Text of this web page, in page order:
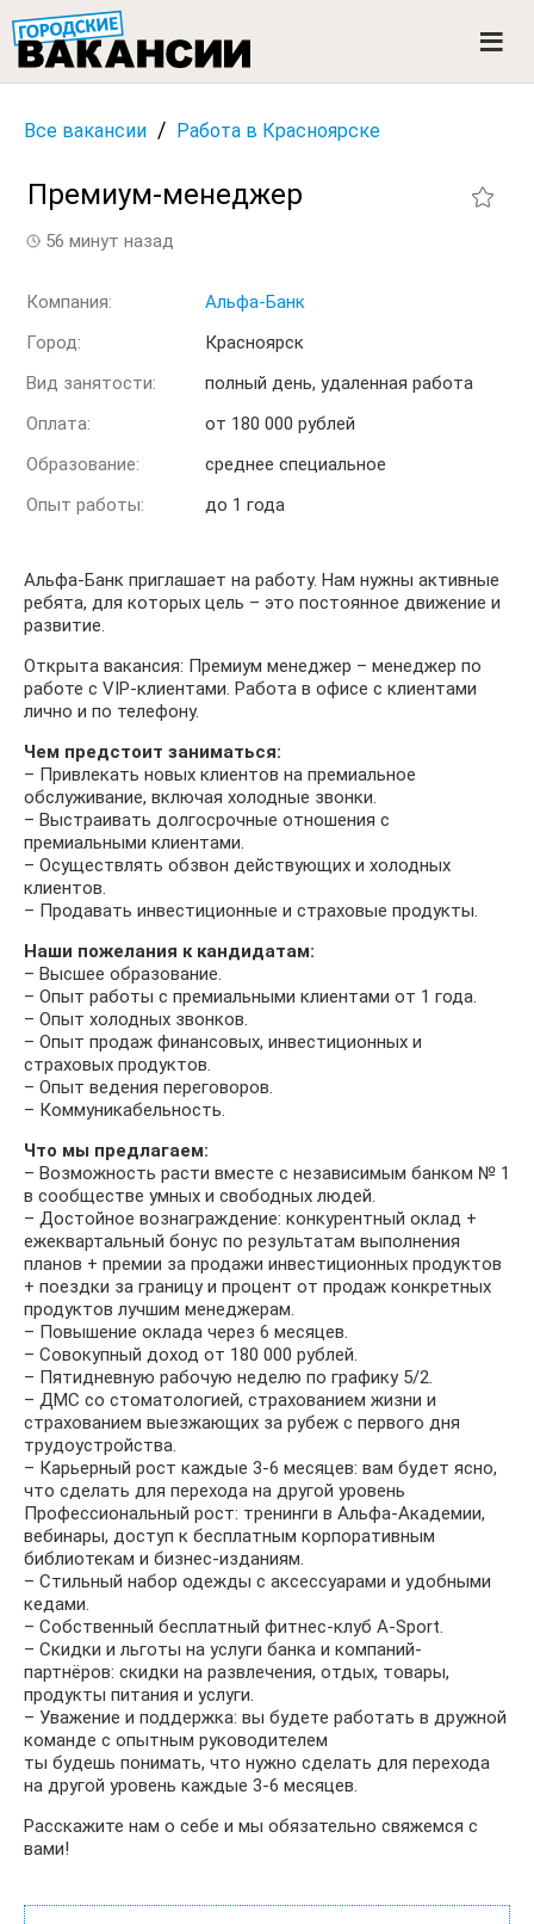
n
Все вакансии / Работа в Красноярске
Премиум-менеджер
56 минут назад
Компания:
Альфа-Банк
Город:
Красноярск
Вид занятости:
полный день, удаленная работа
Оплата:
от 180 000 рублей
Образование:
среднее специальное
Опыт работы:
до 1 года
Альфа-Банк приглашает на работу. Нам нужны активные
ребята, для которых цель – это постоянное движение и
развитие.
Открыта вакансия: Премиум менеджер – менеджер по
работе с VIP-клиентами. Работа в офисе с клиентами
лично и по телефону.
Чем предстоит заниматься:
– Привлекать новых клиентов на премиальное
обслуживание, включая холодные звонки.
– Выстраивать долгосрочные отношения с
премиальными клиентами.
– Осуществлять обзвон действующих и холодных
клиентов.
– Продавать инвестиционные и страховые продукты.
Наши пожелания к кандидатам:
– Высшее образование.
– Опыт работы с премиальными клиентами от 1 года.
– Опыт холодных звонков.
– Опыт продаж финансовых, инвестиционных и
страховых продуктов.
– Опыт ведения переговоров.
– Коммуникабельность.
Что мы предлагаем:
– Возможность расти вместе с независимым банком № 1
в сообществе умных и свободных людей.
– Достойное вознаграждение: конкурентный оклад +
ежеквартальный бонус по результатам выполнения
планов + премии за продажи инвестиционных продуктов
+ поездки за границу и процент от продаж конкретных
продуктов лучшим менеджерам.
– Повышение оклада через 6 месяцев.
– Совокупный доход от 180 000 рублей.
– Пятидневную рабочую неделю по графику 5/2.
– ДМС со стоматологией, страхованием жизни и
страхованием выезжающих за рубеж с первого дня
трудоустройства.
– Карьерный рост каждые 3-6 месяцев: вам будет ясно,
что сделать для перехода на другой уровень
Профессиональный рост: тренинги в Альфа-Академии,
вебинары, доступ к бесплатным корпоративным
библиотекам и бизнес-изданиям.
– Стильный набор одежды с аксессуарами и удобными
кедами.
– Собственный бесплатный фитнес-клуб A-Sport.
– Скидки и льготы на услуги банка и компаний-
партнёров: скидки на развлечения, отдых, товары,
продукты питания и услуги.
– Уважение и поддержка: вы будете работать в дружной
команде с опытным руководителем
ты будешь понимать, что нужно сделать для перехода
на другой уровень каждые 3-6 месяцев.
Расскажите нам о себе и мы обязательно свяжемся с
вами!